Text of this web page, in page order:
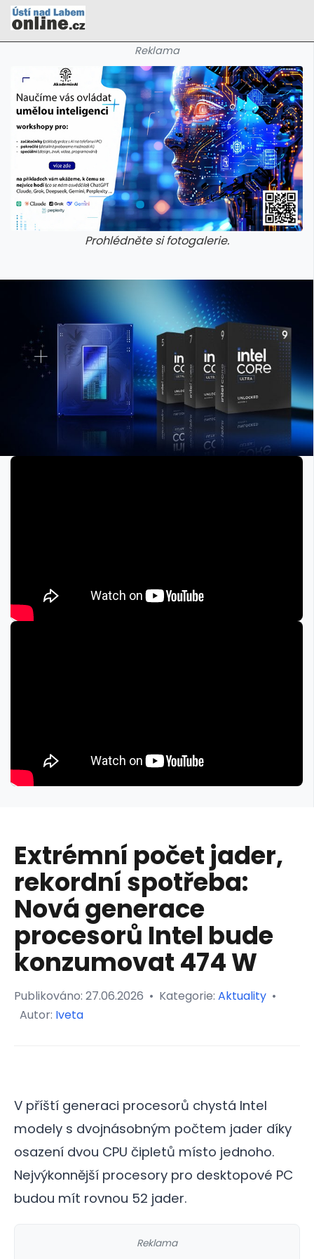
Reklama
Prohlédněte si fotogalerie.
Extrémní počet jader,
rekordní spotřeba:
Nová generace
procesorů Intel bude
konzumovat 474 W
Publikováno: 27.06.2026 • Kategorie: Aktuality •
Autor: Iveta
V příští generaci procesorů chystá Intel
modely s dvojnásobným počtem jader díky
osazení dvou CPU čipletů místo jednoho.
Nejvýkonnější procesory pro desktopové PC
budou mít rovnou 52 jader.
Reklama